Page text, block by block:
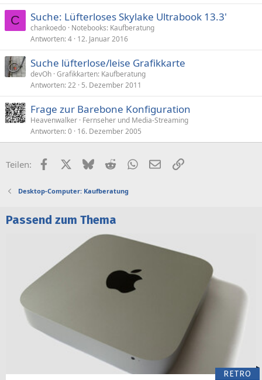
C Suche: Lüfterloses Skylake Ultrabook 13.3'
chankoedo Notebooks: Kaufberatung
Antworten 4 12. Januar 2016
Suche lüfterlose/leise Grafikkarte
devOh Grafikkarten: Kaufberatung
Antworten 22 5. Dezember 2011
Frage zur Barebone Konfiguration
Heavenwalker Fernseher und Media-Streaming
Antworten 0 16. Dezember 2005
Teilen: FacebookX (Twitter)
BlueskyRedditWhatsApp
E-MailLink
Desktop-Computer: Kaufberatung
Passend zum Thema
RETRO